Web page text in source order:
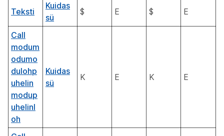
Teksti
Kuidas
sü
$ E $ E
Call
modum
odumo
dulohp
uhelin
modup
uhelinl
oh
Kuidas
sü
K E K E